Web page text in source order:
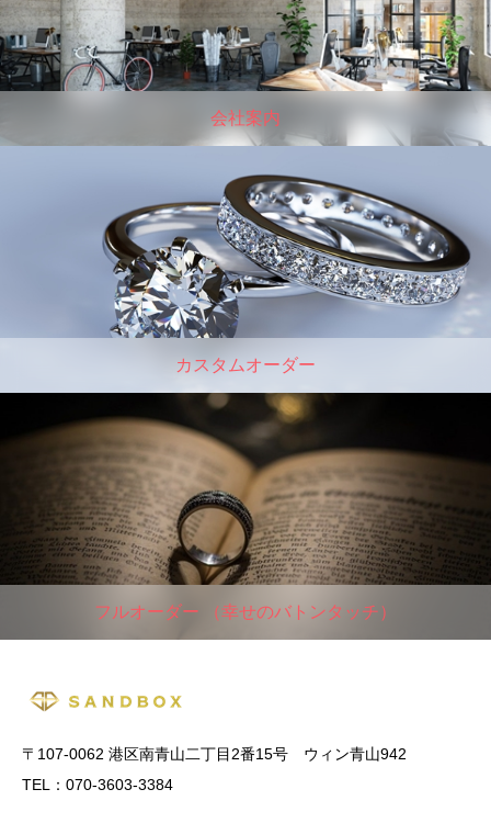
会社案内
カスタムオーダー
フルオーダー （幸せのバトンタッチ）
〒107-0062 港区南青山二丁目2番15号 ウィン青山942
TEL：070-3603-3384